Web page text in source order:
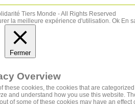
Tiers Monde - All Rights Reserved
la meilleure expérience d'utilisation. Ok En
Fermer
Overview
cookies, the cookies that are
and understand how you use this website.
of some of these cookies may have an